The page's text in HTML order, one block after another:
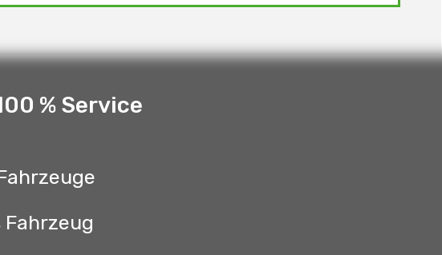
% Service